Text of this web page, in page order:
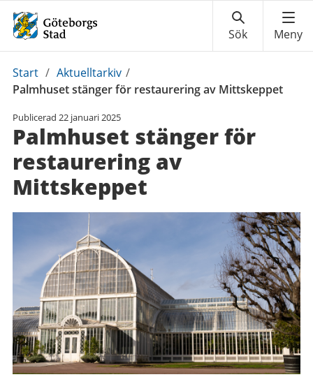
Du
är
Start / Aktuelltarkiv /
Palmhuset stänger för restaurering av Mittskeppet
Publicerad 22 januari 2025
Palmhuset stänger för
restaurering av
Mittskeppet